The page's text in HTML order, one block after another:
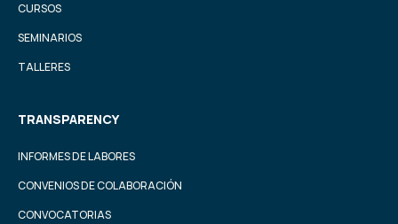
CURSOS
SEMINARIOS
TALLERES
TRANSPARENCY
INFORMES DE LABORES
CONVENIOS DE COLABORACIÓN
CONVOCATORIAS